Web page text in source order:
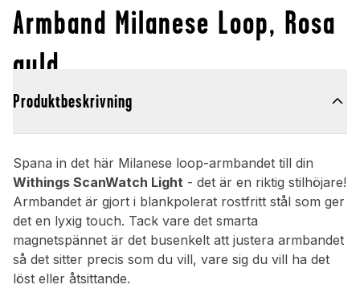
Armband Milanese Loop, Rosa
guld
Produktbeskrivning
Spana in det här Milanese loop-armbandet till din
Withings ScanWatch Light - det är en riktig stilhöjare!
Armbandet är gjort i blankpolerat rostfritt stål som ger
det en lyxig touch. Tack vare det smarta
magnetspännet är det busenkelt att justera armbandet
så det sitter precis som du vill, vare sig du vill ha det
löst eller åtsittande.